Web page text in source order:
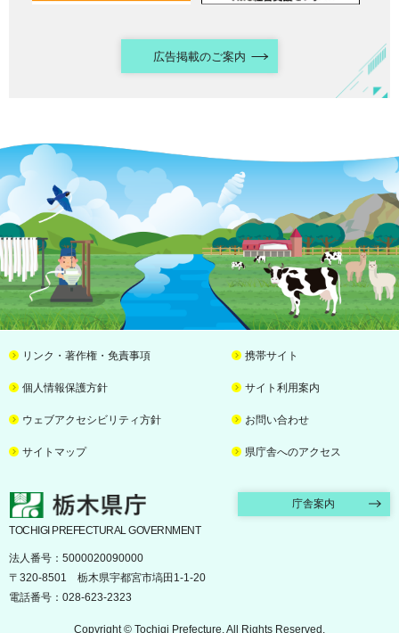
広告掲載のご案内
リンク・著作権・免責事項 携帯サイト
個人情報保護方針 サイト利用案内
ウェブアクセシビリティ方針 お問い合わせ
サイトマップ 県庁舎へのアクセス
栃木県庁 庁舎案内
TOCHIGI PREFECTURAL GOVERNMENT
法人番号：5000020090000
〒320-8501 栃木県宇都宮市塙田1-1-20
電話番号：028-623-2323
Copyright © Tochigi Prefecture. All Rights Reserved.